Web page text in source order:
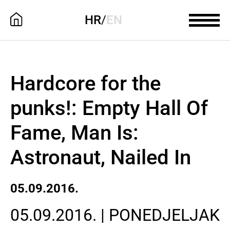
HR/EN
Hardcore for the
punks!: Empty Hall Of
Fame, Man Is:
Astronaut, Nailed In
05.09.2016.
05.09.2016. | PONEDJELJAK